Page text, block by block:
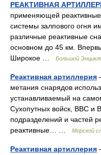
РЕАКТИВНАЯ
применяющей
системы залпового огня
различные реактивные
основном до 45 км.
Широкое …
Большой
Реактивная артиллерия
метания снарядов
устанавливаемый на
Сухопутных войск, ВВС
подразделений и частей
реактивные… …
Морской
Реактивная артиллерия